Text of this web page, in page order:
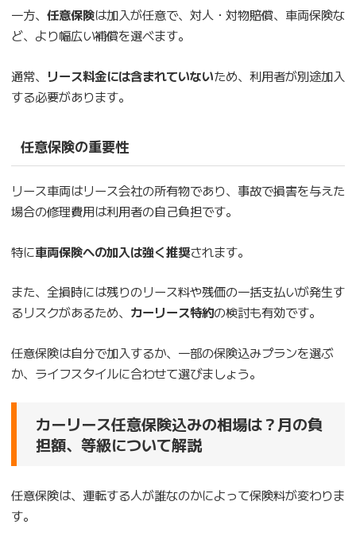
一方、 任意保険は加入が任意で、対人・対物賠償、車両保険な
ど、より幅広い補償を選べます。
通常、 リース料金には含まれていないため、利用者が別途加入
する必要があります。
任意保険の重要性
リース車両はリース会社の所有物であり、事故で損害を与えた
場合の修理費用は利用者の自己負担です。
特に車両保険への加入は強く推奨されます。
また、全損時には残りのリース料や残価の一括支払いが発生す
るリスクがあるため、 カーリース特約の検討も有効です。
任意保険は自分で加入するか、一部の保険込みプランを選ぶ
か、ライフスタイルに合わせて選びましょう。
カーリース任意保険込みの相場は？月の負
担額、等級について解説
任意保険は、運転する人が誰なのかによって保険料が変わりま
す。